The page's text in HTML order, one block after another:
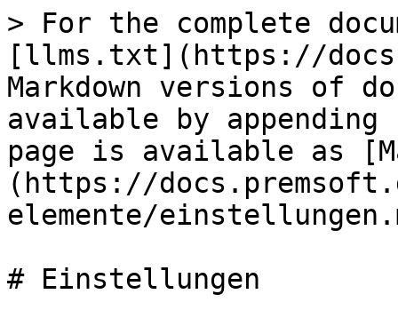
> For the complete
[llms.txt](https://
Markdown versions of
available by
page is available as
(https://
elemente/
# Einstellungen